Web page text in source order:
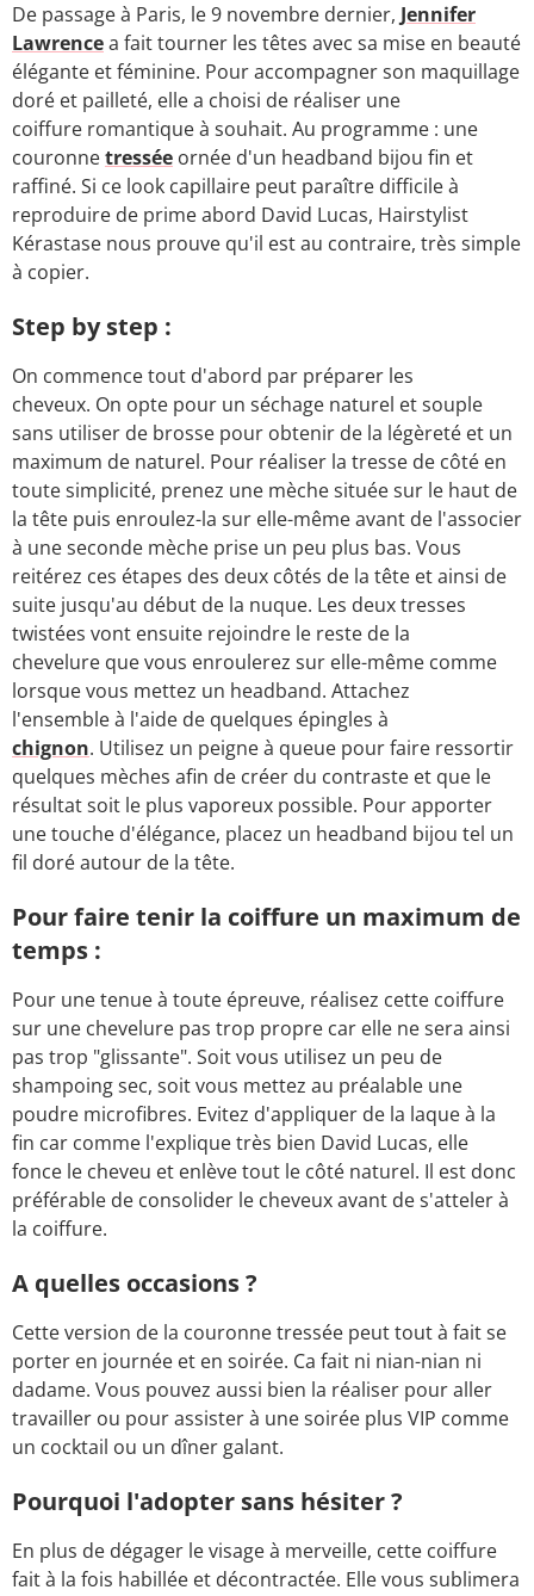
De passage à Paris, le 9 novembre dernier, Jennifer
Lawrencea fait tourner les têtes avec sa mise en beauté
élégante et féminine. Pour accompagner son maquillage
doré et pailleté, elle a choisi de réaliser une
coiffure romantique à souhait. Au programme : une
couronnetressée ornée d'un headband bijou fin et
raffiné. Si ce look capillaire peut paraître difficile à
reproduire de prime abord David Lucas, Hairstylist
Kérastase nous prouve qu'il est au contraire, très simple
à copier.
Step by step :
On commence tout d'abord par préparer les
cheveux. On opte pour un séchage naturel et souple
sans utiliser de brosse pour obtenir de la légèreté et un
maximum de naturel. Pour réaliser la tresse de côté en
toute simplicité, prenez une mèche située sur le haut de
la tête puis enroulez-la sur elle-même avant de l'associer
à une seconde mèche prise un peu plus bas. Vous
reitérez ces étapes des deux côtés de la tête et ainsi de
suite jusqu'au début de la nuque. Les deux tresses
twistées vont ensuite rejoindre le reste de la
chevelure que vous enroulerez sur elle-même comme
lorsque vous mettez un headband. Attachez
l'ensemble à l'aide de quelques épingles à
chignon. Utilisez un peigne à queue pour faire ressortir
quelques mèches afin de créer du contraste et que le
résultat soit le plus vaporeux possible. Pour apporter
une touche d'élégance, placez un headband bijou tel un
fil doré autour de la tête.
Pour faire tenir la coiffure un maximum de
temps :
Pour une tenue à toute épreuve, réalisez cette coiffure
sur une chevelure pas trop propre car elle ne sera ainsi
pas trop "glissante". Soit vous utilisez un peu de
shampoing sec, soit vous mettez au préalable une
poudre microfibres. Evitez d'appliquer de la laque à la
fin car comme l'explique très bien David Lucas, elle
fonce le cheveu et enlève tout le côté naturel. Il est donc
préférable de consolider le cheveux avant de s'atteler à
la coiffure.
A quelles occasions ?
Cette version de la couronne tressée peut tout à fait se
porter en journée et en soirée. Ca fait ni nian-nian ni
dadame. Vous pouvez aussi bien la réaliser pour aller
travailler ou pour assister à une soirée plus VIP comme
un cocktail ou un dîner galant.
Pourquoi l'adopter sans hésiter ?
En plus de dégager le visage à merveille, cette coiffure
fait à la fois habillée et décontractée. Elle vous sublimera